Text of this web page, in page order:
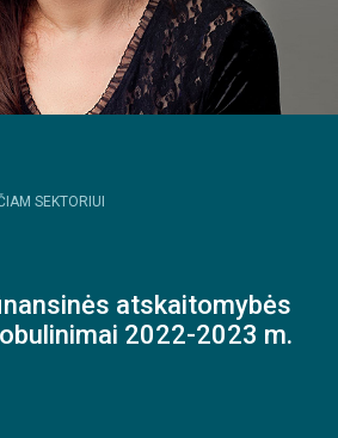
SEKTORIUI
atskaitomybės
2022-2023 m.